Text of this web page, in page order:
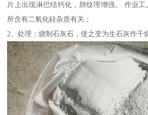
片上出现淋巴结钙化，肺纹理增强。 作业
所含有二氧化硅杂质有关；
2、处理：烧制石灰石，使之变为生石灰作干